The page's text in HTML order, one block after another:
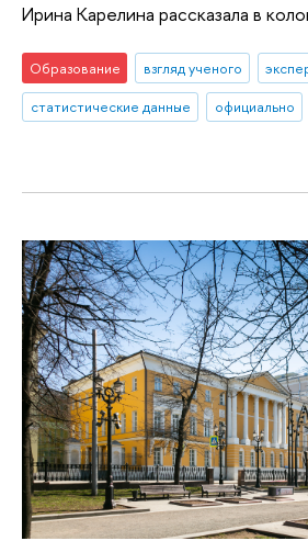
Ирина Карелина рассказала в
Образование взгляд ученого
статистические данные
официально